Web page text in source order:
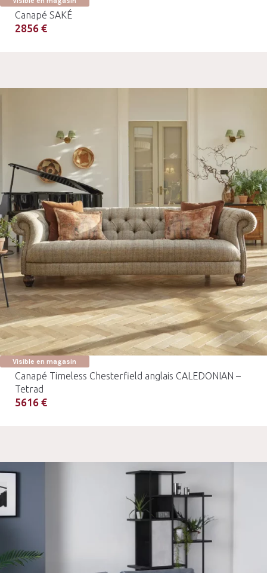
Canapé SAKÉ
2856 €
Visible en magasin
Canapé Timeless Chesterfield anglais CALEDONIAN –
Tetrad
5616 €